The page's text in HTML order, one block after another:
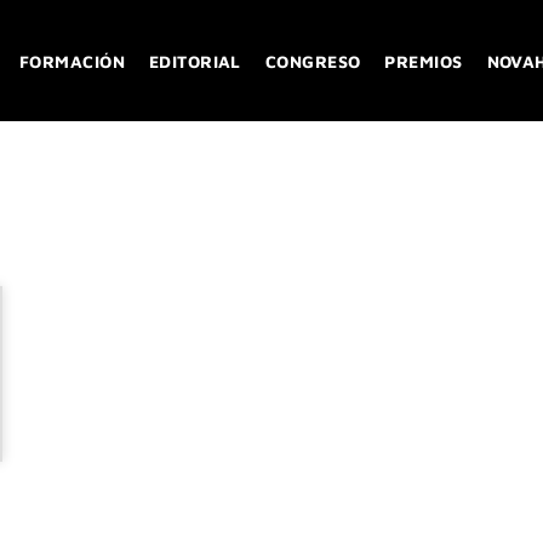
FORMACIÓN EDITORIAL CONGRESO PREMIOS